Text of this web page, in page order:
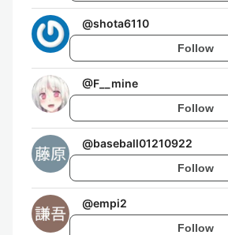
@shota6110
Follow
@F__mine
Follow
@baseball01210922
Follow
@empi2
Follow